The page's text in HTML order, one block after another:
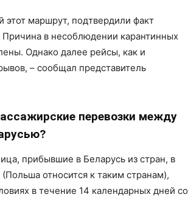
этот маршрут, подтвердили факт
в несоблюдении карантинных
Однако далее рейсы, как и
– сообщал представитель
перевозки между
прибывшие в Беларусь из стран, в
относится к таким странам),
в течение 14 календарных дней со